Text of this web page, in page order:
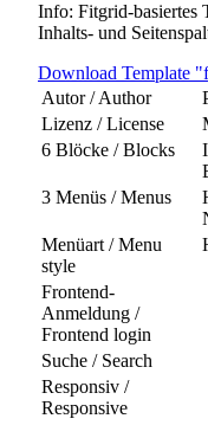
Info: Fitgrid-basiertes
Inhalts- und
Download Template
Autor / Author
Lizenz / License
6 Blöcke / Blocks
3 Menüs / Menus
Menüart / Menu
style
Frontend-
Anmeldung /
Frontend login
Suche / Search
Responsiv /
Responsive